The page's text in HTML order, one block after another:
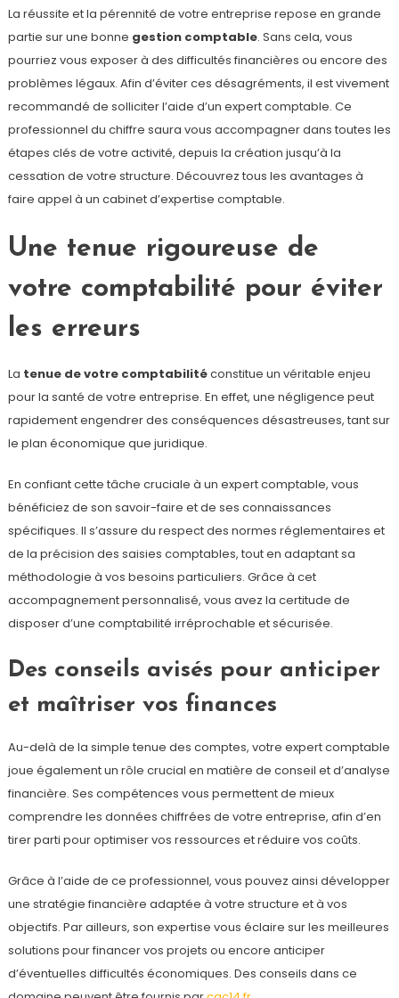
La réussite et la pérennité de votre entreprise repose en grande
partie sur une bonne gestion comptable. Sans cela, vous
pourriez vous exposer à des difficultés financières ou encore des
problèmes légaux. Afin d’éviter ces désagréments, il est vivement
recommandé de solliciter l’aide d’un expert comptable. Ce
professionnel du chiffre saura vous accompagner dans toutes les
étapes clés de votre activité, depuis la création jusqu’à la
cessation de votre structure. Découvrez tous les avantages à
faire appel à un cabinet d’expertise comptable.
Une tenue rigoureuse de
votre comptabilité pour éviter
les erreurs
La tenue de votre comptabilitéconstitue un véritable enjeu
pour la santé de votre entreprise. En effet, une négligence peut
rapidement engendrer des conséquences désastreuses, tant sur
le plan économique que juridique.
En confiant cette tâche cruciale à un expert comptable, vous
bénéficiez de son savoir-faire et de ses connaissances
spécifiques. Il s’assure du respect des normes réglementaires et
de la précision des saisies comptables, tout en adaptant sa
méthodologie à vos besoins particuliers. Grâce à cet
accompagnement personnalisé, vous avez la certitude de
disposer d’une comptabilité irréprochable et sécurisée.
Des conseils avisés pour anticiper
et maîtriser vos finances
Au-delà de la simple tenue des comptes, votre expert comptable
joue également un rôle crucial en matière de conseil et d’analyse
financière. Ses compétences vous permettent de mieux
comprendre les données chiffrées de votre entreprise, afin d’en
tirer parti pour optimiser vos ressources et réduire vos coûts.
Grâce à l’aide de ce professionnel, vous pouvez ainsi développer
une stratégie financière adaptée à votre structure et à vos
objectifs. Par ailleurs, son expertise vous éclaire sur les meilleures
solutions pour financer vos projets ou encore anticiper
d’éventuelles difficultés économiques. Des conseils dans ce